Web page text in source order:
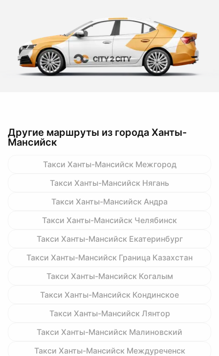
Другие маршруты из города Ханты-
Мансийск
Такси Ханты-Мансийск Межгород
Такси Ханты-Мансийск Нягань
Такси Ханты-Мансийск Андра
Такси Ханты-Мансийск Челябинск
Такси Ханты-Мансийск Екатеринбург
Такси Ханты-Мансийск Граница Казахстан
Такси Ханты-Мансийск Когалым
Такси Ханты-Мансийск Кондинское
Такси Ханты-Мансийск Лянтор
Такси Ханты-Мансийск Малиновский
Такси Ханты-Мансийск Междуреченск